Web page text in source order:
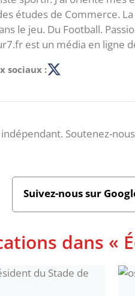
études de Commerce.
le jeu. Du Football.
est un média en ligne
sociaux :
Soutenez-
Suivez-nous sur
dans «